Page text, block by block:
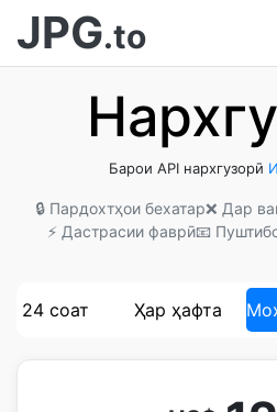
JPG.to
Барои API нархгузорӣ
🔒 Пардохтҳои бехатар❌ Дар
⚡ Дастрасии фаврӣ📧
24 соат Ҳар ҳафта